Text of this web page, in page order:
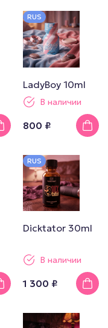
RUS
LadyBoy 10ml
В наличии
800 ₽
RUS
Dicktator 30ml
В наличии
1 300 ₽